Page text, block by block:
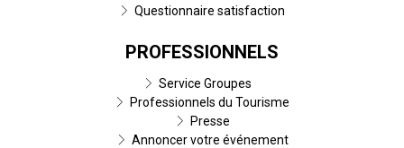
Questionnaire satisfaction
PROFESSIONNELS
Service Groupes
Professionnels du Tourisme
Presse
Annoncer votre événement